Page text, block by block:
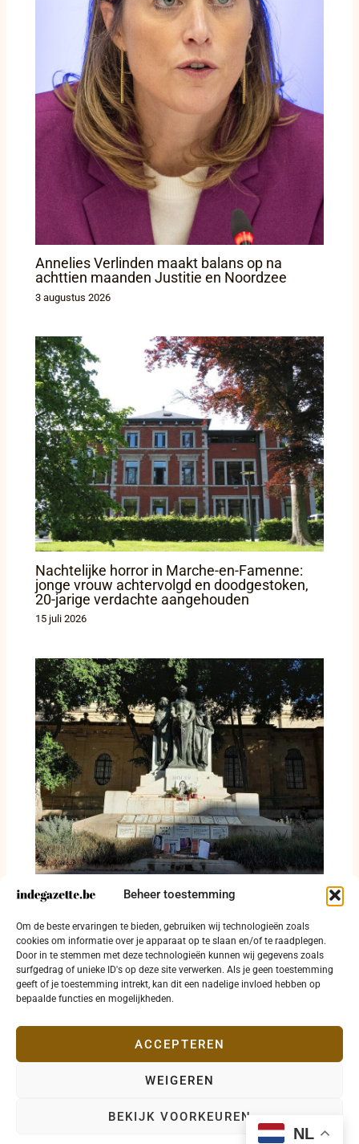
Beheer toestemming
Om de beste ervaringen te bieden, gebruiken wij technologieën zoals
cookies om informatie over je apparaat op te slaan en/of te raadplegen.
Door in te stemmen met deze technologieën kunnen wij gegevens zoals
surfgedrag of unieke ID's op deze site verwerken. Als je geen toestemming
geeft of je toestemming intrekt, kan dit een nadelige invloed hebben op
bepaalde functies en mogelijkheden.
ACCEPTEREN
WEIGEREN
BEKIJK VOORKEUREN
Annelies Verlinden maakt balans op na
achttien maanden Justitie en Noordzee
3 augustus 2026
Nachtelijke horror in Marche-en-Famenne:
jonge vrouw achtervolgd en doodgestoken,
20-jarige verdachte aangehouden
15 juli 2026
Malta kijkt zijn donkerste dossier recht in de
ogen: proces tegen vermoedelijke
opdrachtgever van moord op Daphne
Caruana Galizia eindelijk begonnen
2 juli 2026
Copyright © 2026 indegazette.be |Privacy
NL